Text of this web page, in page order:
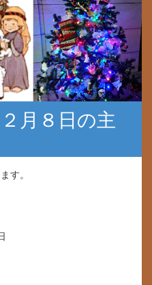
月８日の主
す。